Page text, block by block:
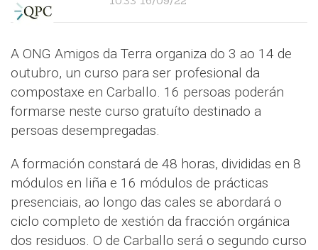
A ONG Amigos da Terra organiza do 3 ao 14 de
outubro, un curso para ser profesional da
compostaxe en Carballo. 16 persoas poderán
formarse neste curso gratuíto destinado a
persoas desempregadas.
A formación constará de 48 horas, divididas en 8
módulos en liña e 16 módulos de prácticas
presenciais, ao longo das cales se abordará o
ciclo completo de xestión da fracción orgánica
dos residuos. O de Carballo será o segundo curso